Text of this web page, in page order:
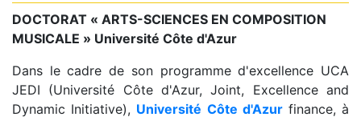
DOCTORAT « ARTS-SCIENCES EN COMPOSITION
MUSICALE » Université Côte d'Azur
Dans le cadre de son programme d'excellence UCA
JEDI (Université Côte d'Azur, Joint, Excellence and
Dynamic Initiative), Université Côte d'Azurfinance, à